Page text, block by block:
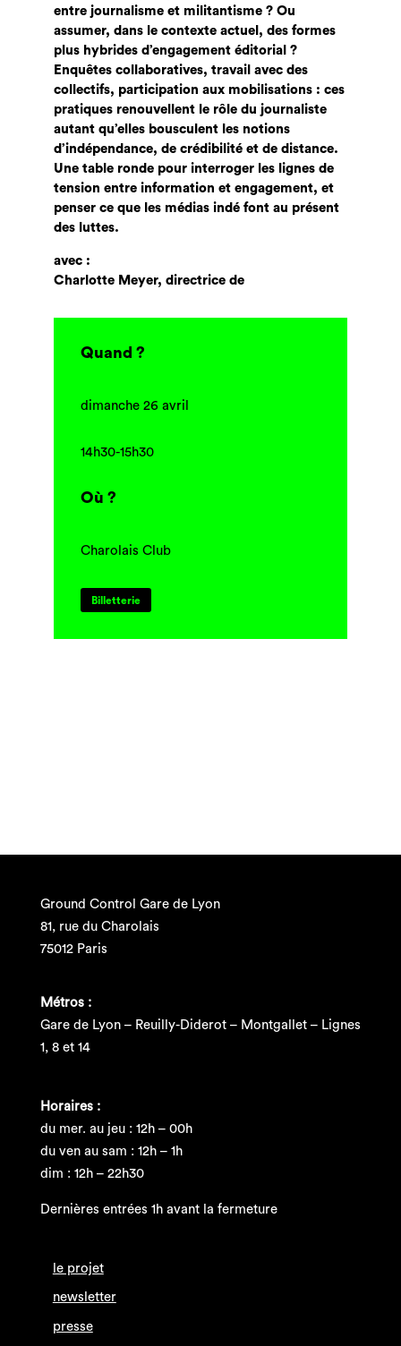
entre journalisme et militantisme ? Ou
assumer, dans le contexte actuel, des formes
plus hybrides d’engagement éditorial ?
Enquêtes collaboratives, travail avec des
collectifs, participation aux mobilisations : ces
pratiques renouvellent le rôle du journaliste
autant qu’elles bousculent les notions
d’indépendance, de crédibilité et de distance.
Une table ronde pour interroger les lignes de
tension entre information et engagement, et
penser ce que les médias indé font au présent
des luttes.
avec :
Charlotte Meyer, directrice de
Quand ?
dimanche 26 avril
14h30-15h30
Où ?
Charolais Club
Billetterie
Ground Control Gare de Lyon
81, rue du Charolais
75012 Paris
Métros :
Gare de Lyon – Reuilly-Diderot – Montgallet – Lignes
1, 8 et 14
Horaires :
du mer. au jeu : 12h – 00h
du ven au sam : 12h – 1h
dim : 12h – 22h30
Dernières entrées 1h avant la fermeture
le projet
newsletter
presse